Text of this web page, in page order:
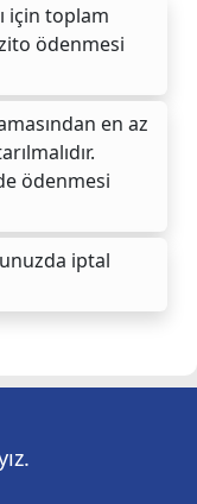
için toplam
ödenmesi
en az
ödenmesi
iptal